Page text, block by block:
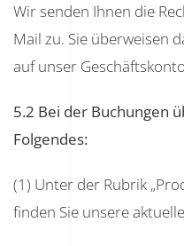
Wir senden Ihnen die
Mail zu. Sie überweisen
auf unser
5.2 Bei der Buchungen
Folgendes:
(1) Unter der Rubrik
finden Sie unsere